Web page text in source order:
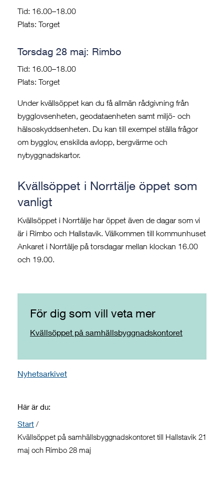
Tid: 16.00–18.00
Plats: Torget
Torsdag 28 maj: Rimbo
Tid: 16.00–18.00
Plats: Torget
Under kvällsöppet kan du få allmän rådgivning från
bygglovsenheten, geodataenheten samt miljö- och
hälsoskyddsenheten. Du kan till exempel ställa frågor
om bygglov, enskilda avlopp, bergvärme och
nybyggnadskartor.
Kvällsöppet i Norrtälje öppet som
vanligt
Kvällsöppet i Norrtälje har öppet även de dagar som vi
är i Rimbo och Hallstavik. Välkommen till kommunhuset
Ankaret i Norrtälje på torsdagar mellan klockan 16.00
och 19.00.
För dig som vill veta mer
Kvällsöppet på samhällsbyggnadskontoret
Nyhetsarkivet
Här är du:
Start /
Kvällsöppet på samhällsbyggnadskontoret till Hallstavik 21
maj och Rimbo 28 maj